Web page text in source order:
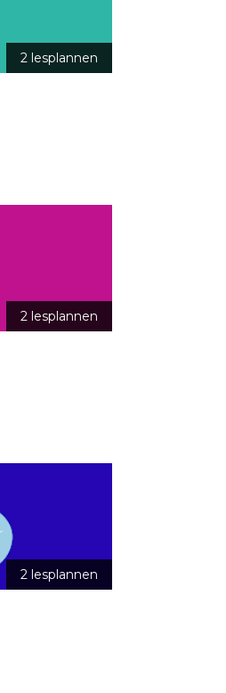
2 lesplannen
2 lesplannen
2 lesplannen